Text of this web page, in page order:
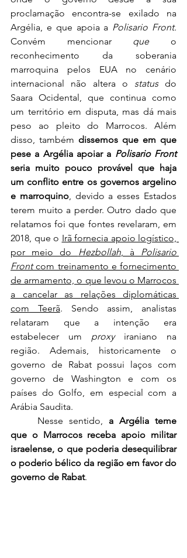
proclamação encontra-se exilado na
Argélia, e que apoia a
Convém mencionar que o
reconhecimento da soberania
marroquina pelos EUA no cenário
internacional não altera o status do
Saara Ocidental, que continua como
um território em disputa, mas dá mais
peso ao pleito do Marrocos. Além
disso, também dissemos que em que
pese a Argélia apoiar a Polisario Front
seria muito pouco provável que haja
um conflito entre os governos argelino
e marroquino, devido a esses Estados
terem muito a perder. Outro dado que
relatamos foi que fontes revelaram, em
2018, que o Irã fornecia apoio logístico,
por meio do
Hezbollah, à
Polisario
Front com treinamento e fornecimento
de armamento, o que levou o Marrocos
a cancelar as relações diplomáticas
com Teerã. Sendo assim, analistas
relataram que a intenção era
estabelecer um proxy iraniano na
região. Ademais, historicamente o
governo de Rabat possui laços com
governo de Washington e com os
países do Golfo, em especial com a
Arábia Saudita.
	Nesse sentido,
a Argélia teme
que o Marrocos receba apoio militar
israelense, o que poderia desequilibrar
o poderio bélico da região em favor do
governo de Rabat.